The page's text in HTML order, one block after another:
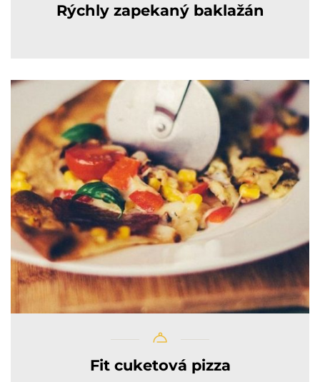
Rýchly zapekaný baklažán
Fit cuketová pizza